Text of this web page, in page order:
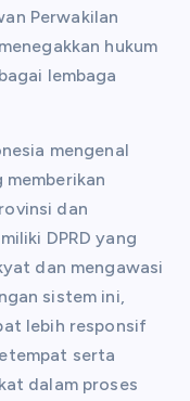
Perwakilan
hukum
lembaga
mengenal
dan
DPRD yang
dan mengawasi
sistem ini,
lebih responsif
serta
dalam proses